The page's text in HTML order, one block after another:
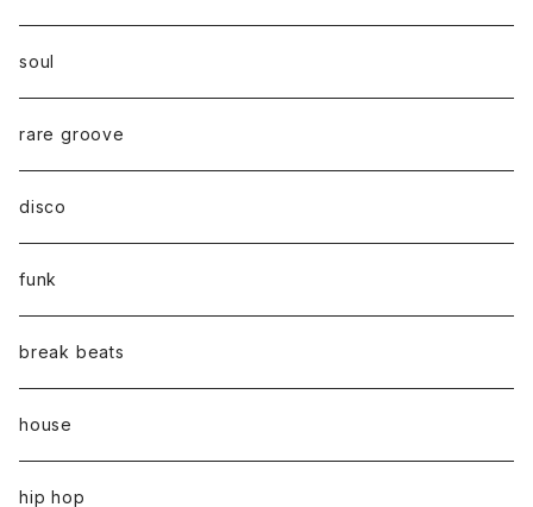
soul
rare groove
disco
funk
break beats
house
hip hop